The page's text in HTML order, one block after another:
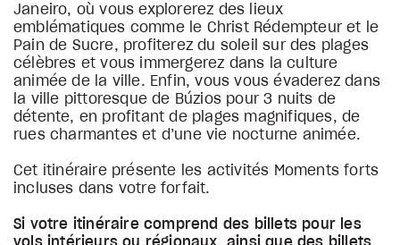
Janeiro, où vous explorerez des lieux
emblématiques comme le Christ Rédempteur et le
Pain de Sucre, profiterez du soleil sur des plages
célèbres et vous immergerez dans la culture
animée de la ville. Enfin, vous vous évaderez dans
la ville pittoresque de Búzios pour 3 nuits de
détente, en profitant de plages magnifiques, de
rues charmantes et d’une vie nocturne animée.
Cet itinéraire présente les activités Moments forts
incluses dans votre forfait.
Si votre itinéraire comprend des billets pour les